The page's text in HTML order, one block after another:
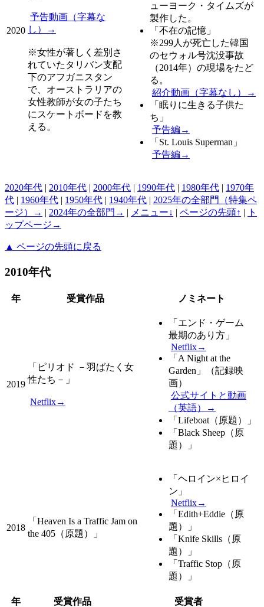
2020
予告動画（字幕な
し）→
※女性が著しく差別さ
れていたタリバン支配
下のアフガニスタン
で、オーストラリアの
女性教師が女の子たち
にスケートボードを教
える。
ューヨーク・タイムズが
製作した。
「 不在の記憶 」
※299人が死亡した韓国
のセウォル号沈没事故
（2014年）の現場をたど
る。
紹介動画（字幕なし）→
「 眠りに生きる子供た
ち 」
予告編→
「 St. Louis Superman 」
予告編→
2020年代 | 2010年代 | 2000年代 | 1990年代 | 1980年代 | 1970年
代 | 1960年代 | 1950年代 | 1940年代 | 2025年の全部門（特集ペ
ージ）→ | 2024年の全部門→ | メニュー↓ | ページの先頭↑ |
ト
ップページ→
▲ ページの先頭に戻る
2010年代
年 受賞作品 ノミネート
2019
「 ピリオド －羽ばたく女
性たち－ 」
Netflix→
「 エンド・ゲーム
最期のあり方 」
Netflix→
「 A Night at the
Garden 」（記録映
画）
公式サイトと動画
（英語）→
「Lifeboat（原題）」
「Black Sheep（原
題）」
2018
「Heaven Is a Traffic Jam on
the 405（原題）」
「 ヘロイン×ヒロイ
ン 」
Netflix→
「Edith+Eddie（原
題）」
「Knife Skills（原
題）」
「Traffic Stop（原
題）」
年 受賞作品 受賞者